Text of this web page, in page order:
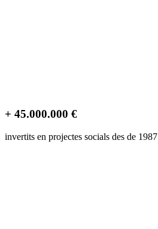
+ 45.000.000 €
invertits en projectes socials des de 1987